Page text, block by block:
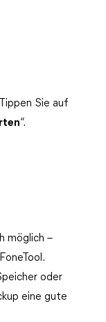
Sie auf
“.
möglich –
oder
eine gute